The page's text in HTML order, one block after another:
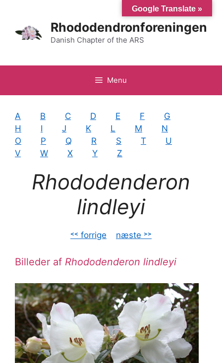
indhold
Rhododendronforeningen
Danish Chapter of the ARS
Menu
A B C D E F
G
H
I J K L M
N
O
P Q R S T
U
V
W X Y Z
Rhododenderon
lindleyi
˂˂ forrige næste ˃˃
Billeder af Rhododenderon lindleyi
Google Translate »